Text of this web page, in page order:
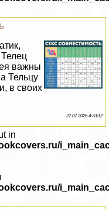
важны
Тельцу
в своих
27 07 2026 4:33:12
in